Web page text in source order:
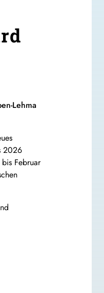
Lehma
2026
Februar